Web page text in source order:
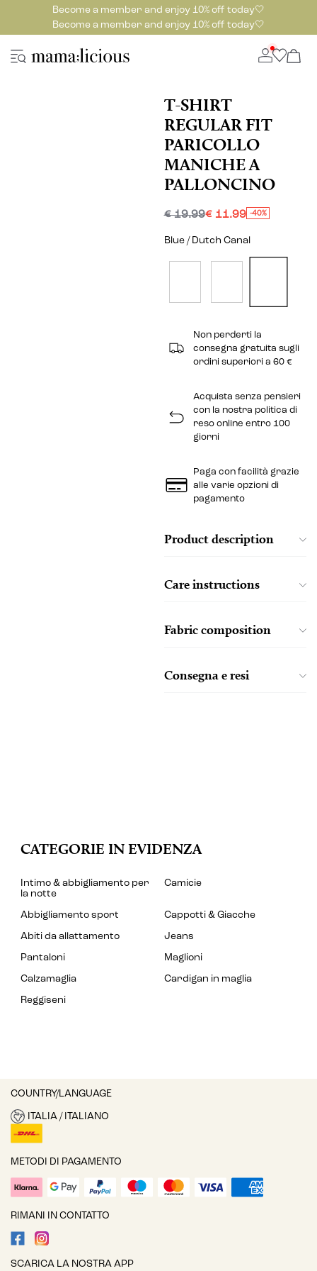
Become a member and enjoy 10% off today🤍
Become a member and enjoy 10% off today🤍
T-SHIRT
REGULAR FIT
PARICOLLO
MANICHE A
PALLONCINO
€ 19.99€ 11.99 -40%
Blue / Dutch Canal
Non perderti la
consegna gratuita sugli
ordini superiori a 60 €
Acquista senza pensieri
con la nostra politica di
reso online entro 100
giorni
Paga con facilità grazie
alle varie opzioni di
pagamento
Product description
Care instructions
Fabric composition
Consegna e resi
CATEGORIE IN EVIDENZA
Intimo & abbigliamento per
la notte
Camicie
Abbigliamento sport
Cappotti & Giacche
Abiti da allattamento
Jeans
Pantaloni
Maglioni
Calzamaglia
Cardigan in maglia
Reggiseni
COUNTRY/LANGUAGE
ITALIA / ITALIANO
METODI DI PAGAMENTO
RIMANI IN CONTATTO
SCARICA LA NOSTRA APP